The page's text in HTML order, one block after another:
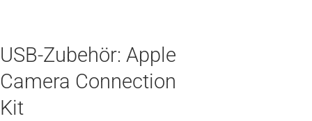
USB-Zubehör: Apple
Camera Connection
Kit